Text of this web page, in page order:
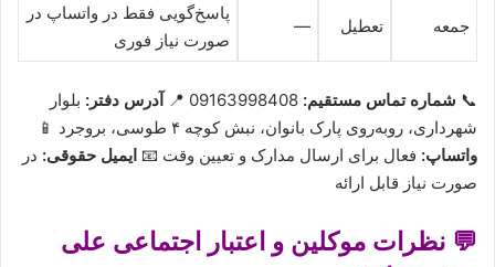
جمعه تعطیل —
پاسخ‌گویی فقط در واتساپ در
صورت نیاز فوری
📞 شماره تماس مستقیم: آدرس دفتر: بلوار
شهرداری، روبه‌روی پارک بانوان، نبش کوچه ۴ طوسی، بروجرد 📱
واتساپ: فعال برای ارسال مدارک و تعیین وقت 📧 ایمیل حقوقی: در
صورت نیاز قابل ارائه
💬 نظرات موکلین و اعتبار اجتماعی علی